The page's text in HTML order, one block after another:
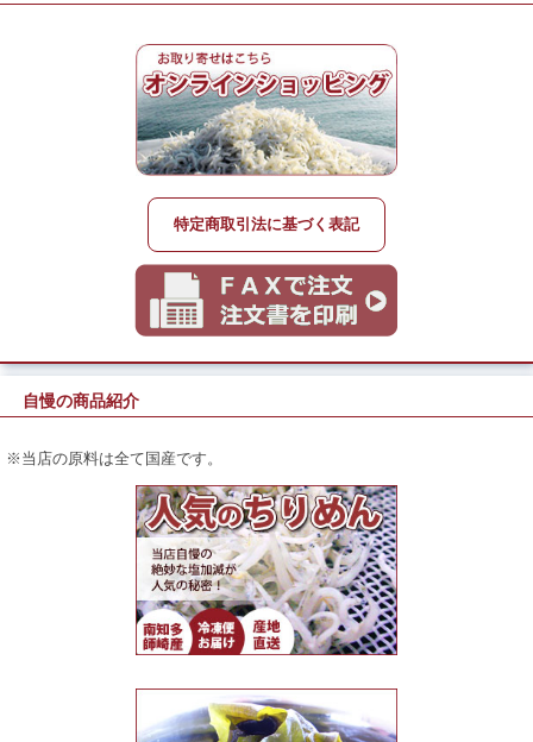
特定商取引法に基づく表記
自慢の商品紹介
※当店の原料は全て国産です。